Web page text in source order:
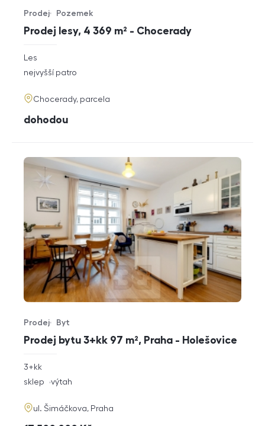
Prodej lesy, 4 369 m² - Chocerady
Typ nabídky
Prodej
Typ nemovitosti
Pozemek
rozměry
dispozice
Les
funkce
nejvyšší patro
adresa
Chocerady, parcela
cena
dohodou
Prodej bytu 3+kk 97 m², Praha - Holešovice
Typ nabídky
Prodej
Typ nemovitosti
Byt
rozměry
dispozice
3+kk
funkce
sklep výtah
adresa
ul. Šimáčkova, Praha